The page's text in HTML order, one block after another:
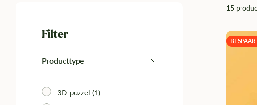
Filter
Producttype
3D-puzzel (1)
15